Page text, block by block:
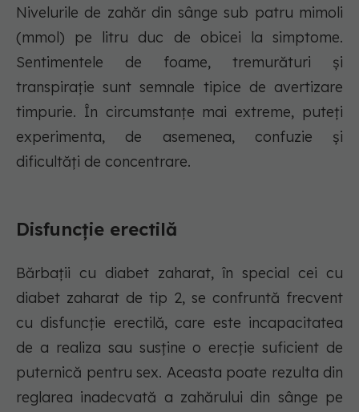
Nivelurile de zahăr din sânge sub patru mimoli
(mmol) pe litru duc de obicei la simptome.
Sentimentele de foame, tremurături și
transpirație sunt semnale tipice de avertizare
timpurie. În circumstanțe mai extreme, puteți
experimenta, de asemenea, confuzie și
dificultăți de concentrare.
Disfuncție erectilă
Bărbații cu diabet zaharat, în special cei cu
diabet zaharat de tip 2, se confruntă frecvent
cu disfuncție erectilă, care este incapacitatea
de a realiza sau susține o erecție suficient de
puternică pentru sex. Aceasta poate rezulta din
reglarea inadecvată a zahărului din sânge pe